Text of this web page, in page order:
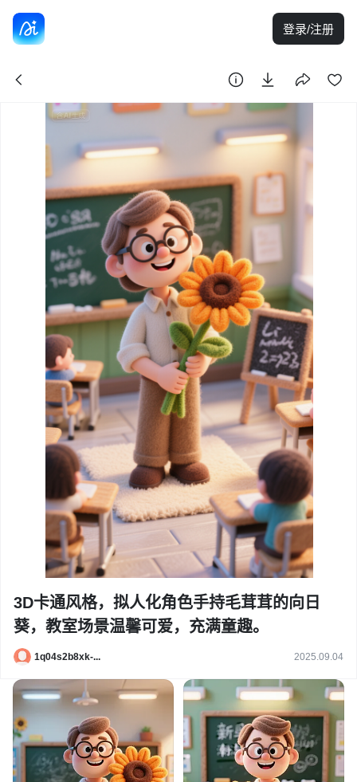
登录/注册
3D卡通风格，拟人化角色手持毛茸茸的向日
葵，教室场景温馨可爱，充满童趣。
1q04s2b8xk-... 2025.09.04